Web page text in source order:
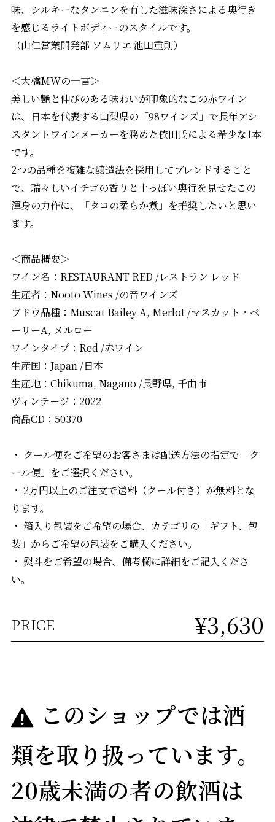
味、シルキーなタンニンを有した滋味深さによる奥行き
を感じるライトボディーのスタイルです。
（山仁営業開発部 ソムリエ 池田重則）
＜大橋MWの一言＞
美しい艶と伸びのある味わいが印象的なこの赤ワイン
は、日本を代表する山梨県の「98ワインズ」で長年アシ
スタントワインメーカーを務めた依田氏による希少な1本
です。
2つの品種を複雑な醸造法を採用してブレンドすること
で、瑞々しいイチゴの香りと土っぽい奥行を見せたこの
渾身の力作に、「タコの柔らか煮」を推奨したいと思い
ます。
＜商品概要＞
ワイン名：RESTAURANT RED /レストラン レッド
生産者：Nooto Wines /の音ワインズ
ブドウ品種：Muscat Bailey A, Merlot /マスカット・ベ
ーリーA, メルロー
ワインタイプ：Red /赤ワイン
生産国：Japan /日本
生産地：Chikuma, Nagano /長野県, 千曲市
ヴィンテージ：2022
商品CD：50370
・ クール便をご希望のお客さまは配送方法の指定で「ク
ール便」をご選択ください。
・ 2万円以上のご注文で送料（クール付き）が無料とな
ります。
・ 箱入り包装をご希望の場合、カテゴリの「ギフト、包
装」からご希望の包装をご購入ください。
・ 熨斗をご希望の場合、備考欄に詳細をご記入くださ
い。
PRICE ¥3,630
このショップでは酒
類を取り扱っています。
20歳未満の者の飲酒は